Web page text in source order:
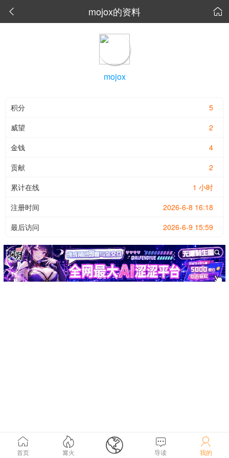
 mojox的资料 
mojox
5
积分
2
威望
4
金钱
2
贡献
1 小时
累计在线
2026-6-8 16:18
注册时间
2026-6-9 15:59
最后访问

首页

篝火  
导读

我的